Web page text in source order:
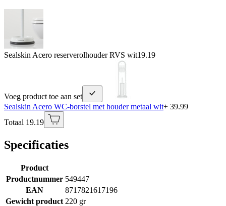
Sealskin Acero reserverolhouder RVS wit19.19
Voeg product toe aan set
Sealskin Acero WC-borstel met houder metaal wit+ 39.99
Totaal 19.19
Specificaties
Product
Productnummer 549447
EAN
8717821617196
Gewicht product 220 gr